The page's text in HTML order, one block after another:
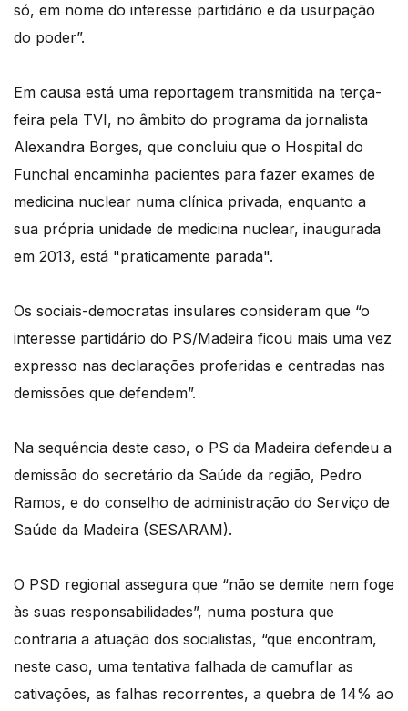
só, em nome do interesse partidário e da usurpação
do poder”.
Em causa está uma reportagem transmitida na terça-
feira pela TVI, no âmbito do programa da jornalista
Alexandra Borges, que concluiu que o Hospital do
Funchal encaminha pacientes para fazer exames de
medicina nuclear numa clínica privada, enquanto a
sua própria unidade de medicina nuclear, inaugurada
em 2013, está "praticamente parada".
Os sociais-democratas insulares consideram que “o
interesse partidário do PS/Madeira ficou mais uma vez
expresso nas declarações proferidas e centradas nas
demissões que defendem”.
Na sequência deste caso, o PS da Madeira defendeu a
demissão do secretário da Saúde da região, Pedro
Ramos, e do conselho de administração do Serviço de
Saúde da Madeira (SESARAM).
O PSD regional assegura que “não se demite nem foge
às suas responsabilidades”, numa postura que
contraria a atuação dos socialistas, “que encontram,
neste caso, uma tentativa falhada de camuflar as
cativações, as falhas recorrentes, a quebra de 14% ao